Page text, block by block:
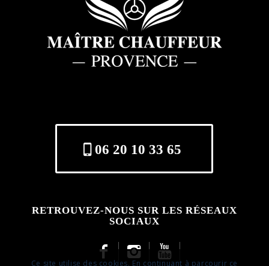
06 20 10 33 65
RETROUVEZ-NOUS SUR LES RÉSEAUX
SOCIAUX
Ce site utilise des cookies. En continuant à parcourir ce